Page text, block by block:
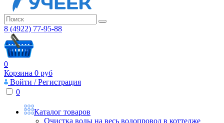
8 (4922) 77-95-88
0
Корзина 0 руб
Войти / Регистрация
0
Каталог товаров
Очистка воды на весь водопровод в коттедже